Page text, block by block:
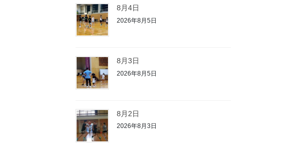
8月4日
2026年8月5日
8月3日
2026年8月5日
8月2日
2026年8月3日